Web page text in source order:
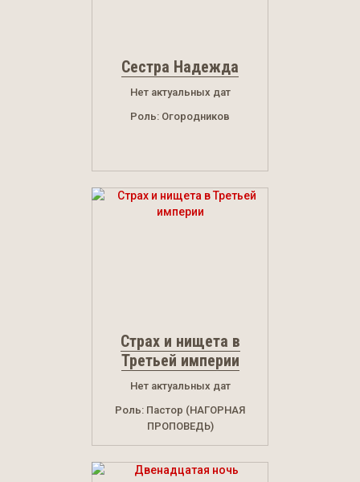
Сестра Надежда
Нет актуальных дат
Роль: Огородников
Страх и нищета в
Третьей империи
Нет актуальных дат
Роль: Пастор (НАГОРНАЯ
ПРОПОВЕДЬ)